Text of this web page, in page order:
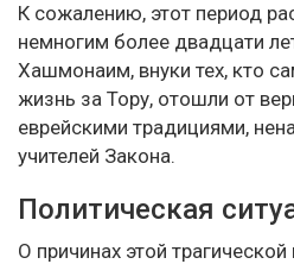
К сожалению, этот период
немногим более двадцати
Хашмонаим, внуки тех, кто
жизнь за Тору, отошли от
еврейскими традициями,
учителей Закона.
Политическая
О причинах этой